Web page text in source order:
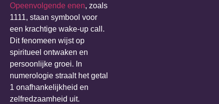
Opeenvolgende enen, zoals
1111, staan symbool voor
een krachtige wake-up call.
Dit fenomeen wijst op
spiritueel ontwaken en
persoonlijke groei. In
numerologie straalt het getal
1 onafhankelijkheid en
zelfredzaamheid uit.